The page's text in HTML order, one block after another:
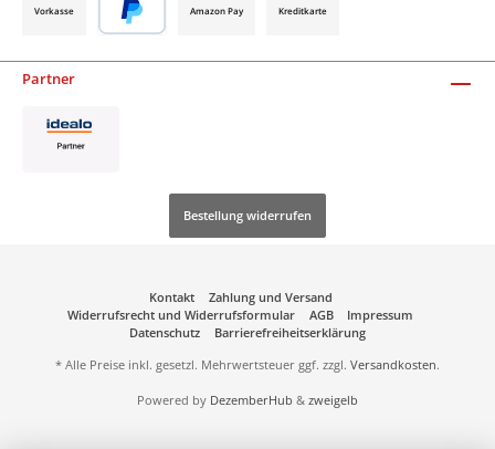
Vorkasse Amazon Pay Kreditkarte
Partner
Bestellung widerrufen
Kontakt
Zahlung und Versand
Widerrufsrecht und Widerrufsformular
AGB
Impressum
Datenschutz
Barrierefreiheitserklärung
* Alle Preise inkl. gesetzl. Mehrwertsteuer ggf. zzgl. Versandkosten.
Powered by DezemberHub & zweigelb